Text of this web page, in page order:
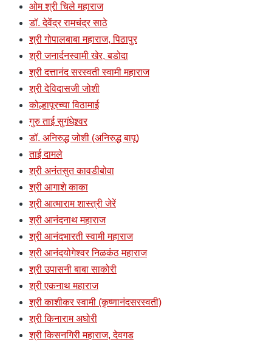
ओम श्री चिले महाराज
डॉ. देवेंद्र रामचंद्र साठे
श्री गोपालबाबा महाराज, पिठापुर
श्री जनार्दनस्वामी खेर, बडोदा
श्री दत्तानंद सरस्वती स्वामी महाराज
श्री देविदासजी जोशी
कोल्हापूरच्या विठामाई
गुरु ताई सुगंधेश्र्वर
डॉ. अनिरुद्ध जोशी (अनिरुद्ध बापू)
ताई दामले
श्री अनंतसुत कावडीबोवा
श्री आगाशे काका
श्री आत्माराम शास्त्री जेरें
श्री आनंदनाथ महाराज
श्री आनंदभारती स्वामी महाराज
श्री आनंदयोगेश्वर निळकंठ महाराज
श्री उपासनी बाबा साकोरी
श्री एकनाथ महाराज
श्री काशीकर स्वामी (कृष्णानंदसरस्वती)
श्री किनाराम अघोरी
श्री किसनगिरी महाराज, देवगड